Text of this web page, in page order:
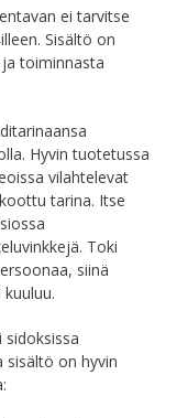
ei tarvitse
Sisältö on
toiminnasta
Hyvin tuotetussa
vilahtelevat
tarina. Itse
Toki
siinä
sidoksissa
sisältö on hyvin